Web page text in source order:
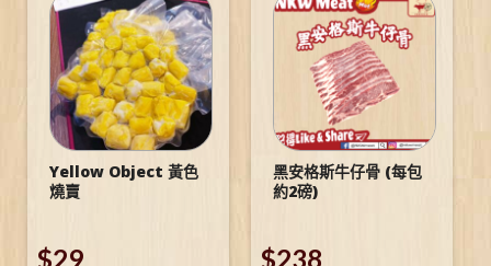
Yellow Object 黃色
燒賣
$29
黑安格斯牛仔骨 (每包
約2磅)
$238